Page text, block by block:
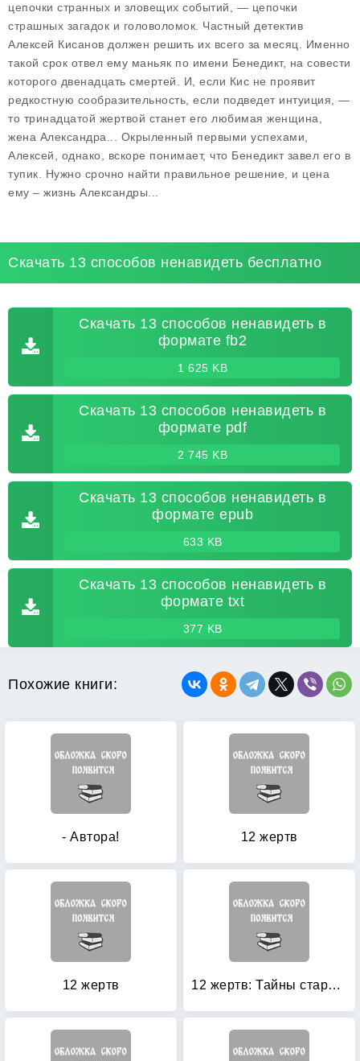
цепочки странных и зловещих событий, — цепочки
страшных загадок и головоломок. Частный детектив
Алексей Кисанов должен решить их всего за месяц. Именно
такой срок отвел ему маньяк по имени Бенедикт, на совести
которого двенадцать смертей. И, если Кис не проявит
редкостную сообразительность, если подведет интуиция, —
то тринадцатой жертвой станет его любимая женщина,
жена Александра... Окрыленный первыми успехами,
Алексей, однако, вскоре понимает, что Бенедикт завел его в
тупик. Нужно срочно найти правильное решение, и цена
ему – жизнь Александры...
Скачать 13 способов ненавидеть бесплатно
Скачать 13 способов ненавидеть в
формате fb2
1 625 KB
Скачать 13 способов ненавидеть в
формате pdf
2 745 KB
Скачать 13 способов ненавидеть в
формате epub
633 KB
Скачать 13 способов ненавидеть в
формате txt
377 KB
Похожие книги:
- Автора! 12 жертв
12 жертв 12 жертв: Тайны старого Петербурга